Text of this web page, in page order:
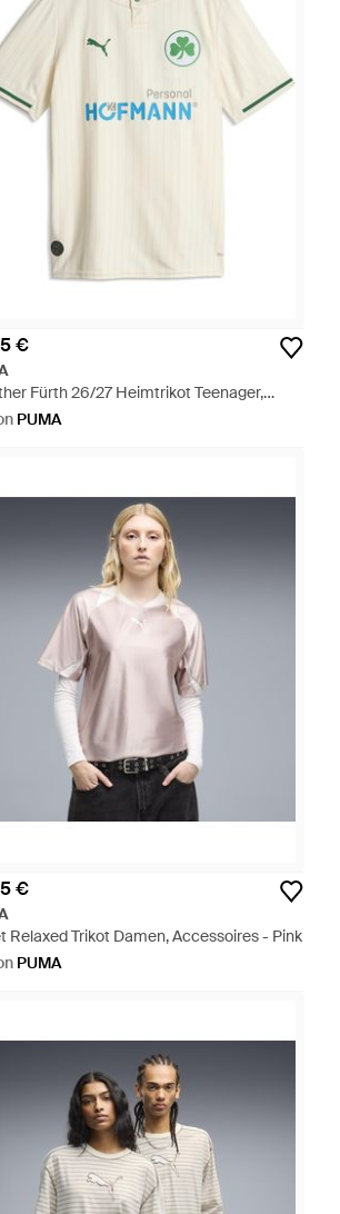
€
Fürth 26/27 Heimtrikot Teenager,
- Natur
PUMA
€
Relaxed Trikot Damen, Accessoires - Pink
PUMA